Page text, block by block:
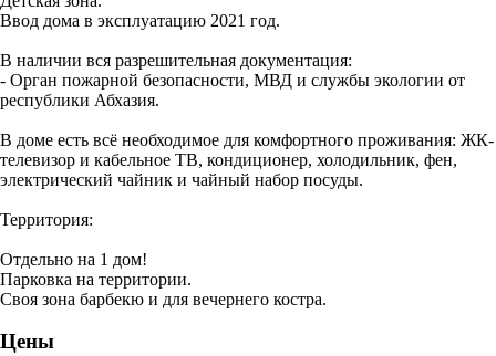
Ввод дома в эксплуатацию 2021 год.
В наличии вся разрешительная документация:
- Орган пожарной безопасности, МВД и службы экологии от
республики Абхазия.
В доме есть всё необходимое для комфортного проживания: ЖК-
телевизор и кабельное ТВ, кондиционер, холодильник, фен,
электрический чайник и чайный набор посуды.
Территория:
Отдельно на 1 дом!
Парковка на территории.
Своя зона барбекю и для вечернего костра.
Цены